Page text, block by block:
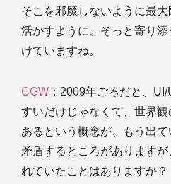
そこを邪魔しないように最
活かすように、そっと寄り
けていますね。
CGW ：2009年ごろだと、
すいだけじゃなくて、世界
あるという概念が、もう出
矛盾するところがあります
れていたことはありますか？